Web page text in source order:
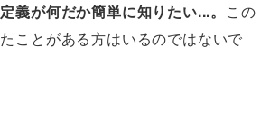
義が何だか簡単に知りたい...。 この
ことがある方はいるのではないで